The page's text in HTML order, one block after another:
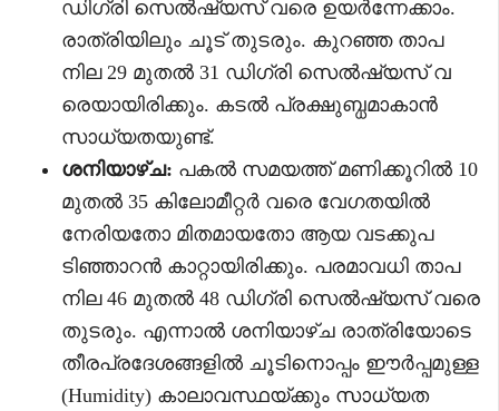
ഡിഗ്രി സെൽഷ്യസ് വരെ ഉയർന്നേക്കാം.
രാത്രിയിലും ചൂട് തുടരും. കുറഞ്ഞ താപ
നില 29 മുതൽ 31 ഡിഗ്രി സെൽഷ്യസ് വ
രെയായിരിക്കും. കടൽ പ്രക്ഷുബ്ധമാകാൻ
സാധ്യതയുണ്ട്.
ശനിയാഴ്ച: പകൽ സമയത്ത് മണിക്കൂറിൽ 10
മുതൽ 35 കിലോമീറ്റർ വരെ വേഗതയിൽ
നേരിയതോ മിതമായതോ ആയ വടക്കുപ
ടിഞ്ഞാറൻ കാറ്റായിരിക്കും. പരമാവധി താപ
നില 46 മുതൽ 48 ഡിഗ്രി സെൽഷ്യസ് വരെ
തുടരും. എന്നാൽ ശനിയാഴ്ച രാത്രിയോടെ
തീരപ്രദേശങ്ങളിൽ ചൂടിനൊപ്പം ഈർപ്പമുള്ള
(Humidity) കാലാവസ്ഥയ്ക്കും സാധ്യത